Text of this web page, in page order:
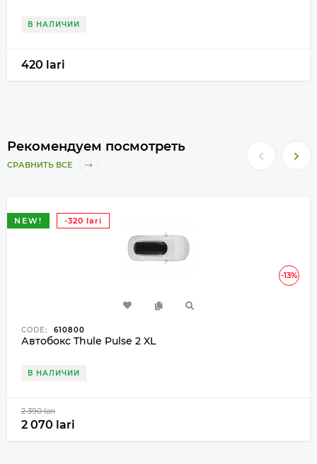
В НАЛИЧИИ
420 lari
Рекомендуем посмотреть
СРАВНИТЬ ВСЕ
-13%
NEW! -320 lari
CODE: 610800
Автобокс Thule Pulse 2 XL
В НАЛИЧИИ
2 390 lari
2 070 lari